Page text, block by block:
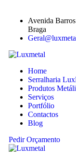
Avenida
Braga
Home
Serralharia
Produtos
Serviços
Portfólio
Contactos
Blog
Pedir Orçamento